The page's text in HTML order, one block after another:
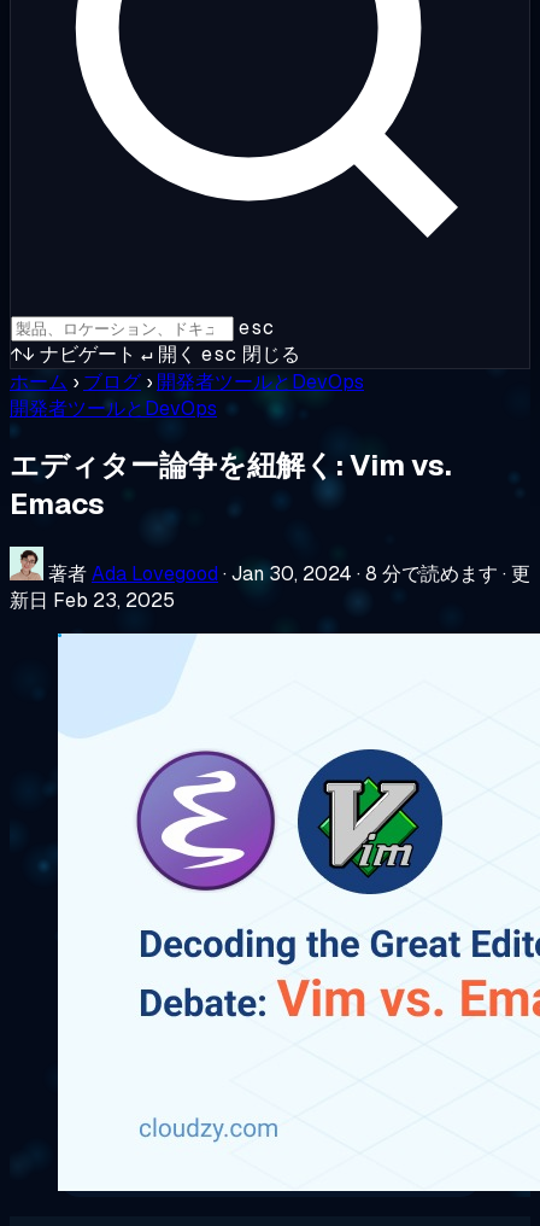
esc
↑↓ ナビゲート ↵ 開く esc 閉じる
ホーム › ブログ › 開発者ツールとDevOps
開発者ツールとDevOps
エディター論争を紐解く: Vim vs.
Emacs
著者Ada Lovegood ·Jan 30, 2024 ·8 分で読めます ·更
新日 Feb 23, 2025